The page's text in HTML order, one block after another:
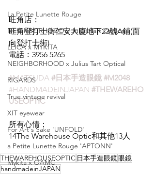
La Petite Lunette Rouge
NEIGHBORHOOD x Julius Tart Optical
LEICA x MYKITA
NEIGHBORHOOD x Julius Tart Optical
RIGARDS
True vintage revival
XIT eyewear
For Art's Sake 'UNFOLD'
a Petite Lunette Rouge 'APTONN'
Mykita x OAMC
旺角店：
旺角登打士街仁安大廈地下23號A鋪(面
向登打士街)
電話：3956 5265
#MATSUDA #日本手造眼鏡 #M2048
#HANDMADEINJAPAN #THEWAREHO
USEOPTIC
所有心情：
14The Warehouse Optic和其他13人
THEWAREHOUSEOPTIC 日本手造眼鏡眼鏡
handmadeinJAPAN